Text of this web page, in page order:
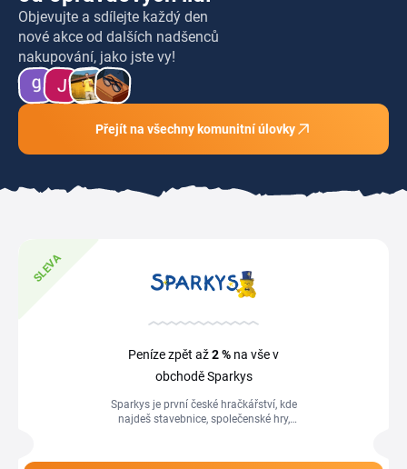
Objevujte a sdílejte každý den
nové akce od dalších nadšenců
nakupování, jako jste vy!
Přejít na všechny komunitní úlovky
SLEVA
Peníze zpět až2 % na vše v
obchodě Sparkys
Sparkys je první české hračkářství, kde
najdeš stavebnice, společenské hry,